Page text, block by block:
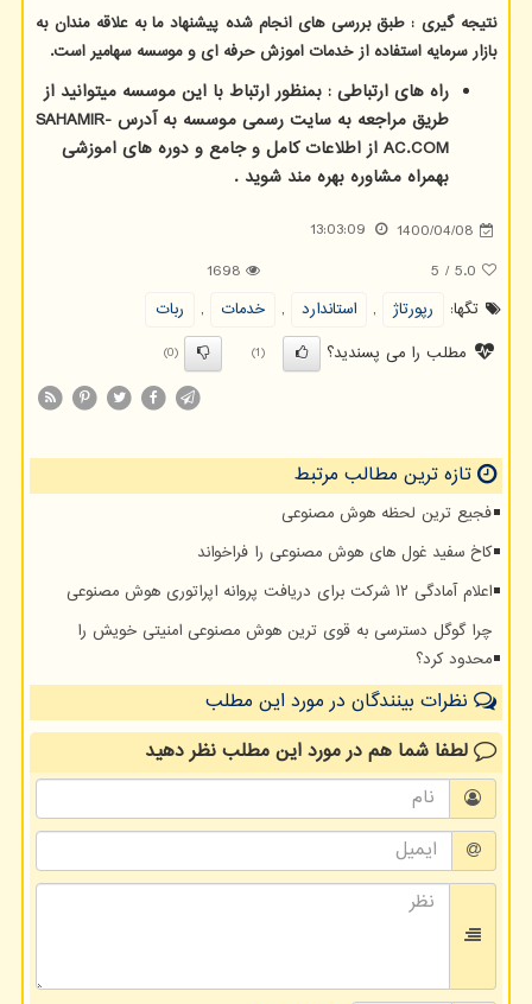
نتیجه گیری : طبق بررسی های انجام شده پیشنهاد ما به علاقه مندان به
بازار سرمایه استفاده از خدمات اموزش حرفه ای و موسسه سهامیر است.
راه های ارتباطی : بمنظور ارتباط با این موسسه میتوانید از
طریق مراجعه به سایت رسمی موسسه به آدرس SAHAMIR-
AC.COM از اطلاعات کامل و جامع و دوره های اموزشی
بهمراه مشاوره بهره مند شوید .
1400/04/08
13:03:09
5.0
/
5
1698
تگها:
رپورتاژ , استاندارد , خدمات ,
ربات
مطلب را می پسندید؟
(1)
(0)
تازه ترین مطالب مرتبط
فجیع ترین لحظه هوش مصنوعی
کاخ سفید غول های هوش مصنوعی را فراخواند
اعلام آمادگی ۱۲ شرکت برای دریافت پروانه اپراتوری هوش مصنوعی
چرا گوگل دسترسی به قوی ترین هوش مصنوعی امنیتی خویش را
محدود کرد؟
نظرات بینندگان در مورد این مطلب
لطفا شما همدر مورد این مطلبنظر دهید